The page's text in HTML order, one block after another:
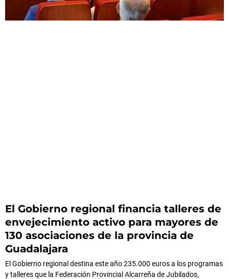
El Gobierno regional financia talleres de
envejecimiento activo para mayores de
130 asociaciones de la provincia de
Guadalajara
El Gobierno regional destina este año 235.000 euros a los programas
y talleres que la Federación Provincial Alcarreña de Jubilados,